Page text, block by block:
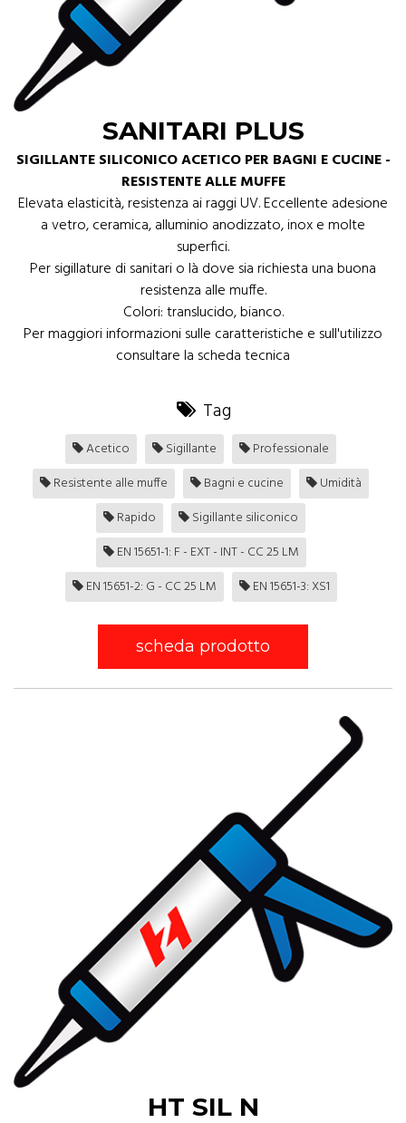
SANITARI PLUS
SIGILLANTE SILICONICO ACETICO PER BAGNI E CUCINE -
RESISTENTE ALLE MUFFE
Elevata elasticità, resistenza ai raggi UV. Eccellente adesione
a vetro, ceramica, alluminio anodizzato, inox e molte
superfici.
Per sigillature di sanitari o là dove sia richiesta una buona
resistenza alle muffe.
Colori: translucido, bianco.
Per maggiori informazioni sulle caratteristiche e sull'utilizzo
consultare la scheda tecnica
Tag
Acetico Sigillante
Professionale
Resistente alle muffe
Bagni e cucine
Umidità
Rapido
Sigillante siliconico
EN 15651-1: F - EXT - INT - CC 25 LM
EN 15651-2: G - CC 25 LM
EN 15651-3: XS1
scheda prodotto
HT SIL N